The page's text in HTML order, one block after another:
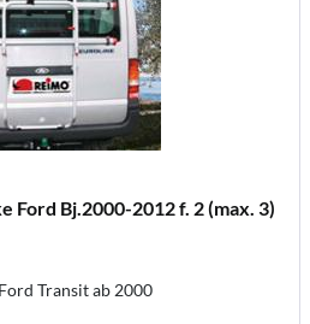
Ford Bj.2000-2012 f. 2 (max. 3)
Transit ab 2000